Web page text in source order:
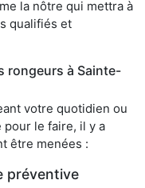
la nôtre qui mettra à
qualifiés et
rongeurs à Sainte-
votre quotidien ou
le faire, il y a
être menées :
préventive